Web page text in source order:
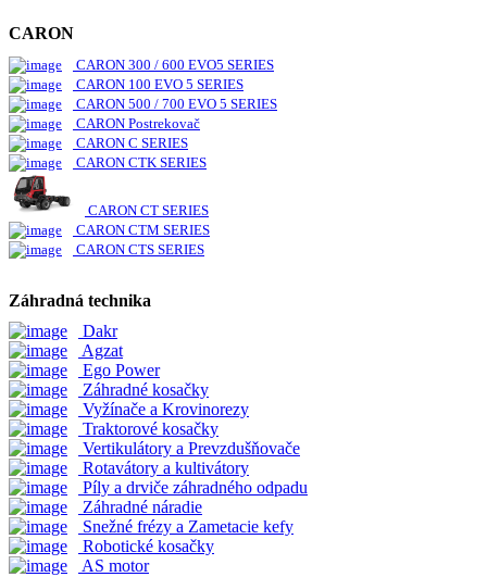
CARON
CARON 300 / 600 EVO5 SERIES
CARON 100 EVO 5 SERIES
CARON 500 / 700 EVO 5 SERIES
CARON Postrekovač
CARON C SERIES
CARON CTK SERIES
CARON CT SERIES
CARON CTM SERIES
CARON CTS SERIES
Záhradná technika
Dakr
Agzat
Ego Power
Záhradné kosačky
Vyžínače a Krovinorezy
Traktorové kosačky
Vertikulátory a Prevzdušňovače
Rotavátory a kultivátory
Píly a drviče záhradného odpadu
Záhradné náradie
Snežné frézy a Zametacie kefy
Robotické kosačky
AS motor